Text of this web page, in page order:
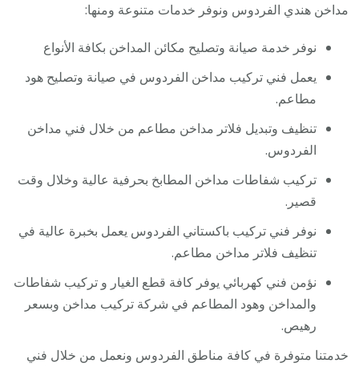
مداخن هندي الفردوس ونوفر خدمات متنوعة ومنها:
نوفر خدمة صيانة وتصليح مكائن المداخن بكافة الأنواع
يعمل فني تركيب مداخن الفردوس في صيانة وتصليح هود
مطاعم.
تنظيف وتبديل فلاتر مداخن مطاعم من خلال فني مداخن
الفردوس.
تركيب شفاطات مداخن المطابخ بحرفية عالية وخلال وقت
قصير.
نوفر فني تركيب باكستاني الفردوس يعمل بخبرة عالية في
تنظيف فلاتر مداخن مطاعم.
نؤمن فني كهربائي يوفر كافة قطع الغيار و تركيب شفاطات
والمداخن وهود المطاعم في شركة تركيب مداخن وبسعر
رهيص.
خدمتنا متوفرة في كافة مناطق الفردوس ونعمل من خلال فني